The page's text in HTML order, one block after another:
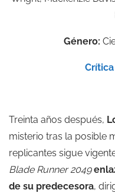
Género:
Treinta años después,
misterio tras la posible
replicantes sigue
Blade Runner 2049
de su predecesora,